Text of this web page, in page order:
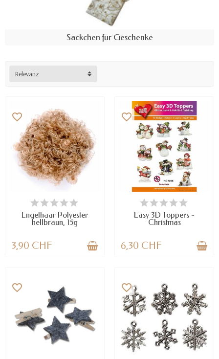
Säckchen für Geschenke
Relevanz
VERFÜGBAR
favorite_border
Engelhaar Polyester
hellbraun, 15g
3,90 CHF
VERFÜGBAR
favorite_border
Easy 3D Toppers -
Christmas
6,30 CHF
favorite_border favorite_border